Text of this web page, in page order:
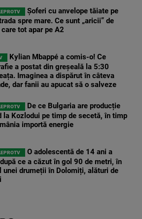
Șoferi cu anvelope tăiate pe
spre mare. Ce sunt „aricii” de
tot apar pe A2
Kylian Mbappé a comis-o! Ce
a postat din greșeală la 5:30
Imaginea a dispărut în câteva
dar fanii au apucat să o salveze
De ce Bulgaria are producție
la Kozlodui pe timp de secetă, în timp
importă energie
O adolescentă de 14 ani a
ce a căzut în gol 90 de metri, în
unei drumeții în Dolomiți, alături de